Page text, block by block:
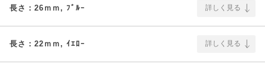
長さ：26ｍｍ, ﾌﾞﾙｰ 詳しく見る
長さ：22ｍｍ, ｲｴﾛｰ 詳しく見る